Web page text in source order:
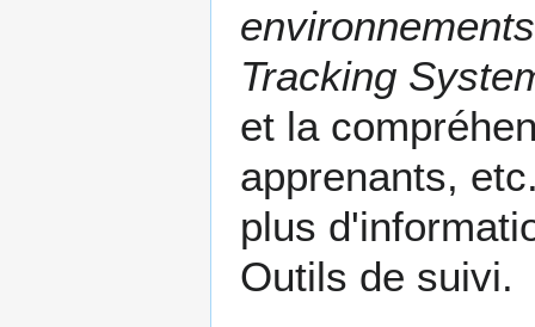
Tracking
et la
apprenants,
plus
Outils de suivi.